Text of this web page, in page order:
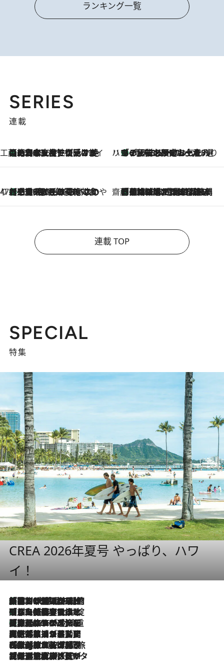
ランキング一覧
SERIES
連載
工藤まやのおもてなしハワイ
2026.8.6
【ハワイ土産】ローカルの絶大な支持で復活！ 絶品の幻クッキー《元ファンの日本人女性が受け継いだ名店》 ハワイ賢者 リサのお気に入りリスト2026.8.6
あの伝説の限定トートも！ リニューアルした「ディーン＆デルーカ ハワイ」で必須のお土産8選
47都道府県の手みやげ ひんやりスイーツで夏を満喫
2026.8.6
【三重県】この夏絶対食べたい 冷やしておいしいおやつ3選 お餅×アイスの新感覚スイーツ 齋藤 薫 美容脳ルネサンス
2026.8.6
「荷物が増えるほど旅ストレスは増す」美容ジャーナリストがたどり着いた最終結論。“化粧品を劇的に減らす”感動の凝縮美容とは
連載 TOP
SPECIAL
特集
CREA 2026年夏号 やっぱり、ハワ
イ！
2026.8.6
「荷物が増えるほど旅ストレスは増す」美容ジャーナリストがたどり着いた最終結論。“化粧品を劇的に減らす”感動の凝縮美容とは
2026.8.6
「旅先には金髪ウィッグを持参」日本と同じメイクでは損してる!? 美容ジャーナリストが提案する“掟破りの旅美容”とは
2026.8.6
【厳選旅コスメ】「身軽さ＆UV対策重視！」ヘアアーティストshucoが選んだ夏旅ベストコスメを発表【Mサイズジップ】
2026.8.5
【厳選旅コスメ】国内をあちこち移動する河井菜摘が選んだ夏旅ベストコスメ発表！「リラックスアイテムはマスト」【Mサイズジップ】
2026.8.4
【厳選旅コスメ】「紫外線＆乾燥対策しながらメイク感も！」ヘア＆メイクGeorgeが選んだ夏旅ベストコスメを発表！【Mサイズジップ】
2026.8.3
【厳選旅コスメ】「保湿もタイパ重視！」“サウナ好き”タレント清水みさとが愛用する夏旅ベストコスメを発表！【Mサイズジップ】